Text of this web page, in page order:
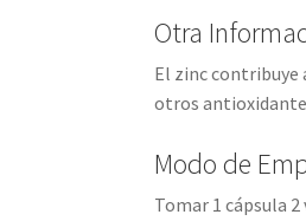
Otra
El zinc contribuye
otros
Modo de
Tomar 1 cápsula 2